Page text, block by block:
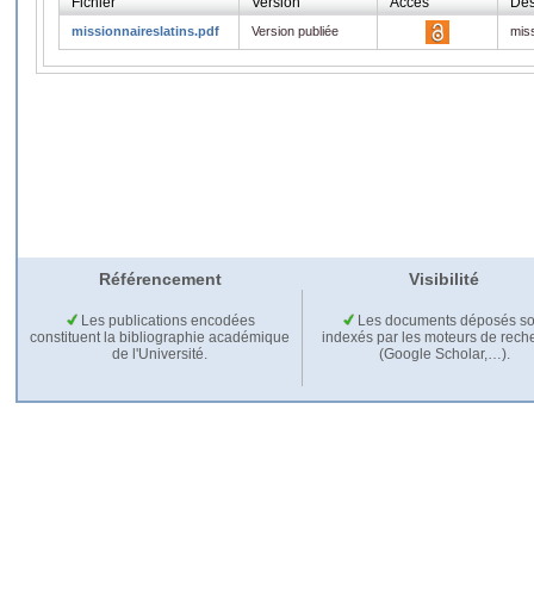
missionnaireslatins.pdf Version publiée
Référencement Visibilité
Les publications encodées
constituent la bibliographie académique
de l'Université.
Les documents déposés
indexés par les moteurs de
(Google Scholar,…).